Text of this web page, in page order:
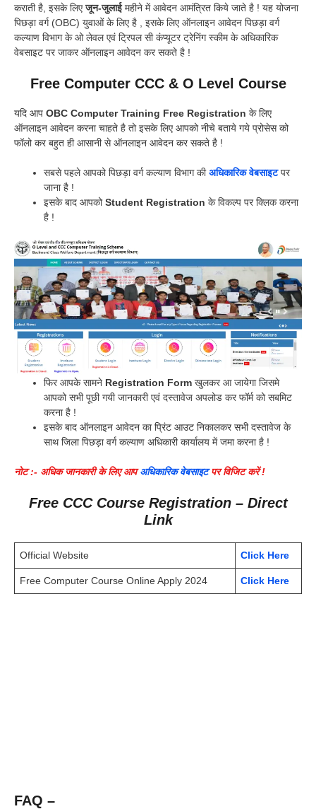
कराती है, इसके लिएजून-जुलाईमहीने में आवेदन आमंत्रित किये जाते है ! यह योजना
पिछड़ा वर्ग (OBC) युवाओं के लिए है , इसके लिए ऑनलाइन आवेदन पिछड़ा वर्ग
कल्याण विभाग के ओ लेवल एवं ट्रिपल सी कंप्यूटर ट्रेनिंग स्कीम के अधिकारिक
वेबसाइट पर जाकर ऑनलाइन आवेदन कर सकते है !
Free Computer CCC & O Level Course
यदि आप OBC Computer Training Free Registration के लिए
ऑनलाइन आवेदन करना चाहते है तो इसके लिए आपको नीचे बताये गये प्रोसेस को
फॉलो कर बहुत ही आसानी से ऑनलाइन आवेदन कर सकते है !
सबसे पहले आपको पिछड़ा वर्ग कल्याण विभाग कीअधिकारिक वेबसाइटपर
जाना है !
इसके बाद आपकोStudent Registration के विकल्प पर क्लिक करना
है !
फिर आपके सामने Registration Form खुलकर आ जायेगा जिसमे
आपको सभी पूछी गयी जानकारी एवं दस्तावेज अपलोड कर फॉर्म को सबमिट
करना है !
इसके बाद ऑनलाइन आवेदन का प्रिंट आउट निकालकर सभी दस्तावेज के
साथ जिला पिछड़ा वर्ग कल्याण अधिकारी कार्यालय में जमा करना है !
नोट :- अधिक जानकारी के लिए आपअधिकारिक वेबसाइटपर विजिट करें !
Free CCC Course Registration – Direct
Link
Official Website Click Here
Free Computer Course Online Apply 2024 Click Here
FAQ –